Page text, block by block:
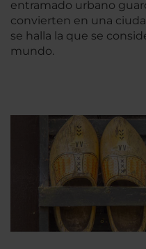
entramado urbano
convierten en una
se halla la que se
mundo.